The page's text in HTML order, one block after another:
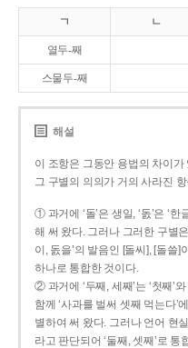
ㄱ ㄴ
열두-째
스물두-째
해설
이 조항은 그동안 용법의 차이
그 구별의 의의가 거의 사라진
① 과거에 ‘돌’은 생일, ‘돐’은 ‘
해 써 왔다. 그러나 그러한 구별
이, 돐을’의 발음인 [돌씨], [돌쓸]
하나로 통합한 것이다.
② 과거에 ‘두째, 세째’는 ‘첫째’
함께 ‘사과를 벌써 셋째 먹는다’
별하여 써 왔다. 그러나 언어 현
라고 판단되어 ‘둘째, 셋째’로 통